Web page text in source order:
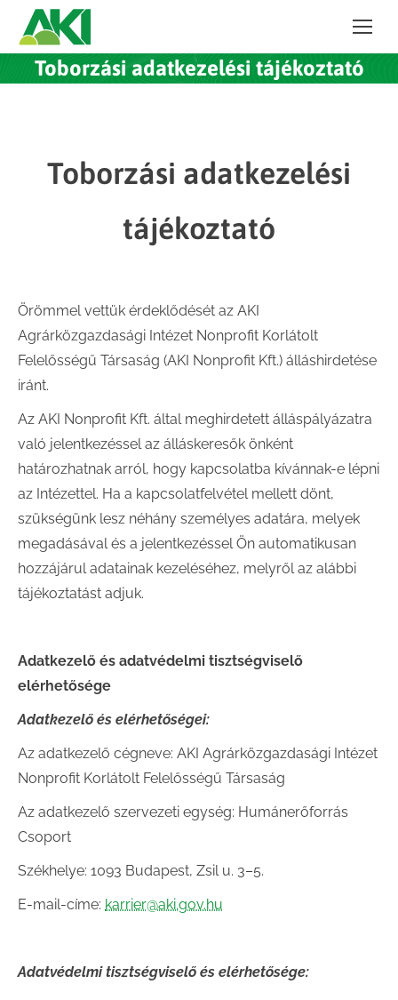
Toborzási adatkezelési tájékoztató
Toborzási adatkezelési
tájékoztató
Örömmel vettük érdeklődését az AKI
Agrárközgazdasági Intézet Nonprofit Korlátolt
Felelősségű Társaság (AKI Nonprofit Kft.) álláshirdetése
iránt.
Az AKI Nonprofit Kft. által meghirdetett álláspályázatra
való jelentkezéssel az álláskeresők önként
határozhatnak arról, hogy kapcsolatba kívánnak-e lépni
az Intézettel. Ha a kapcsolatfelvétel mellett dönt,
szükségünk lesz néhány személyes adatára, melyek
megadásával és a jelentkezéssel Ön automatikusan
hozzájárul adatainak kezeléséhez, melyről az alábbi
tájékoztatást adjuk.
Adatkezelő és adatvédelmi tisztségviselő
elérhetősége
Adatkezelő és elérhetőségei:
Az adatkezelő cégneve: AKI Agrárközgazdasági Intézet
Nonprofit Korlátolt Felelősségű Társaság
Az adatkezelő szervezeti egység: Humánerőforrás
Csoport
Székhelye: 1093 Budapest, Zsil u. 3–5.
E-mail-címe: karrier@aki.gov.hu
Adatvédelmi tisztségviselő és elérhetősége: